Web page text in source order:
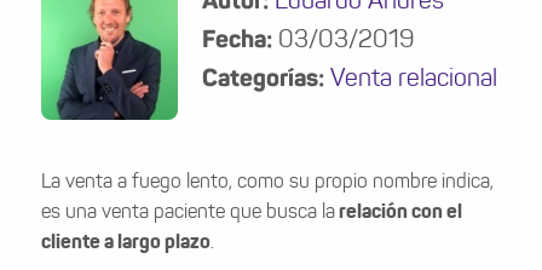
Fecha: 03/03/2019
Categorías: Venta relacional
La venta a fuego lento, como su propio nombre indica,
es una venta paciente que busca larelación con el
cliente a largo plazo.